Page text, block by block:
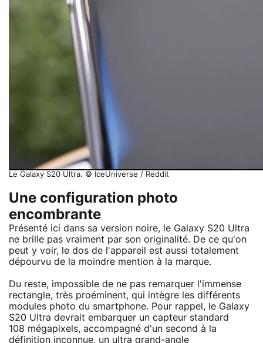
Le Galaxy S20 Ultra. © IceUniverse / Reddit
Une configuration photo
encombrante
Présenté ici dans sa version noire, le Galaxy S20 Ultra
ne brille pas vraiment par son originalité. De ce qu'on
peut y voir, le dos de l'appareil est aussi totalement
dépourvu de la moindre mention à la marque.
Du reste, impossible de ne pas remarquer l'immense
rectangle, très proéminent, qui intègre les différents
modules photo du smartphone. Pour rappel, le Galaxy
S20 Ultra devrait embarquer un capteur standard
108 mégapixels, accompagné d'un second à la
définition inconnue, un ultra grand-angle